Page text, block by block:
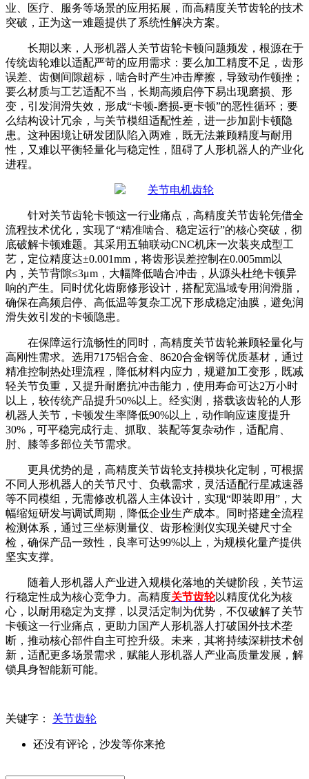
业、医疗、服务等场景的应用拓展，而高精度关节齿轮的技术
突破，正为这一难题提供了系统性解决方案。
长期以来，人形机器人关节齿轮卡顿问题频发，根源在于
传统齿轮难以适配严苛的应用需求：要么加工精度不足，齿形
误差、齿侧间隙超标，啮合时产生冲击摩擦，导致动作顿挫；
要么材质与工艺适配不当，长期高频启停下易出现磨损、形
变，引发润滑失效，形成“卡顿-磨损-更卡顿”的恶性循环；要
么结构设计冗余，与关节模组适配性差，进一步加剧卡顿隐
患。这种困境让研发团队陷入两难，既无法兼顾精度与耐用
性，又难以平衡轻量化与稳定性，阻碍了人形机器人的产业化
进程。
针对关节齿轮卡顿这一行业痛点，高精度关节齿轮凭借全
流程技术优化，实现了“精准啮合、稳定运行”的核心突破，彻
底破解卡顿难题。其采用五轴联动CNC机床一次装夹成型工
艺，定位精度达±0.001mm，将齿形误差控制在0.005mm以
内，关节背隙≤3μm，大幅降低啮合冲击，从源头杜绝卡顿异
响的产生。同时优化齿廓修形设计，搭配宽温域专用润滑脂，
确保在高频启停、高低温等复杂工况下形成稳定油膜，避免润
滑失效引发的卡顿隐患。
在保障运行流畅性的同时，高精度关节齿轮兼顾轻量化与
高刚性需求。选用 7175铝合金、8620合金钢等优质基材，通过
精准控制热处理流程，降低材料内应力，规避加工变形，既减
轻关节负重，又提升耐磨抗冲击能力，使用寿命可达2万小时
以上，较传统产品提升50%以上。经实测，搭载该齿轮的人形
机器人关节，卡顿发生率降低90%以上，动作响应速度提升
30%，可平稳完成行走、抓取、装配等复杂动作，适配肩、
肘、膝等多部位关节需求。
更具优势的是，高精度关节齿轮支持模块化定制，可根据
不同人形机器人的关节尺寸、负载需求，灵活适配行星减速器
等不同模组，无需修改机器人主体设计，实现“即装即用”，大
幅缩短研发与调试周期，降低企业生产成本。同时搭建全流程
检测体系，通过三坐标测量仪、齿形检测仪实现关键尺寸全
检，确保产品一致性，良率可达99%以上，为规模化量产提供
坚实支撑。
随着人形机器人产业进入规模化落地的关键阶段，关节运
行稳定性成为核心竞争力。高精度关节齿轮以精度优化为核
心，以耐用稳定为支撑，以灵活定制为优势，不仅破解了关节
卡顿这一行业痛点，更助力国产人形机器人打破国外技术垄
断，推动核心部件自主可控升级。未来，其将持续深耕技术创
新，适配更多场景需求，赋能人形机器人产业高质量发展，解
锁具身智能新可能。
关键字： 关节齿轮
还没有评论，沙发等你来抢